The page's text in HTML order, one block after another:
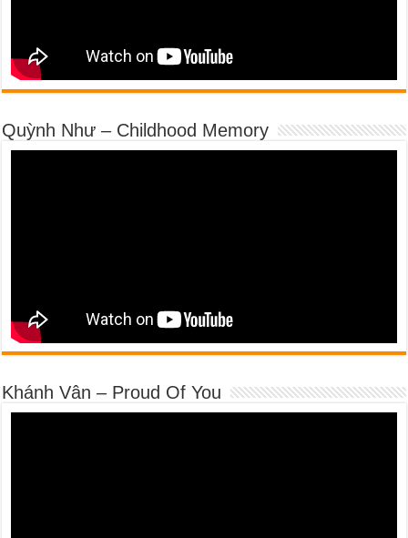
Quỳnh Như – Childhood Memory
Khánh Vân – Proud Of You